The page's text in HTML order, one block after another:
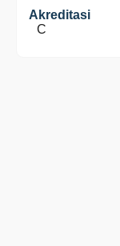
Akreditasi
C